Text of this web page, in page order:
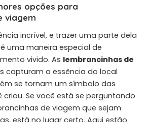
opções para
viagem
incrível, e trazer uma parte dela
uma maneira especial de
vivido. As lembrancinhas de
capturam a essência do local
se tornam um símbolo das
Se você está se perguntando
de viagem que sejam
está no lugar certo. Aqui estão